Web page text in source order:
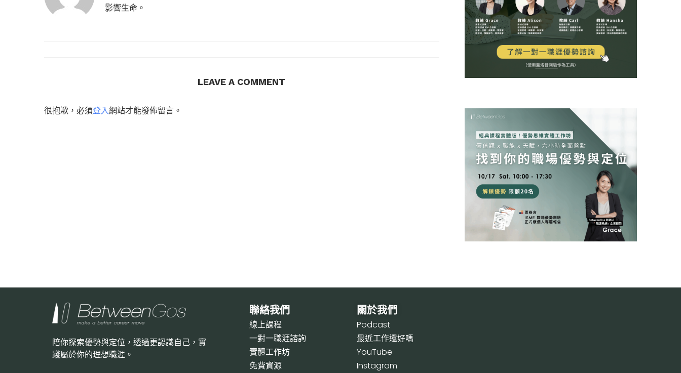
影響生命。
LEAVE A COMMENT
很抱歉，必須登入網站才能發佈留言。
陪你探索優勢與定位，透過更認識自己，實
踐屬於你的理想職涯。
聯絡我們
線上課程
一對一職涯諮詢
實體工作坊
免費資源
關於我們
Podcast
最近工作還好嗎
YouTube
Instagram